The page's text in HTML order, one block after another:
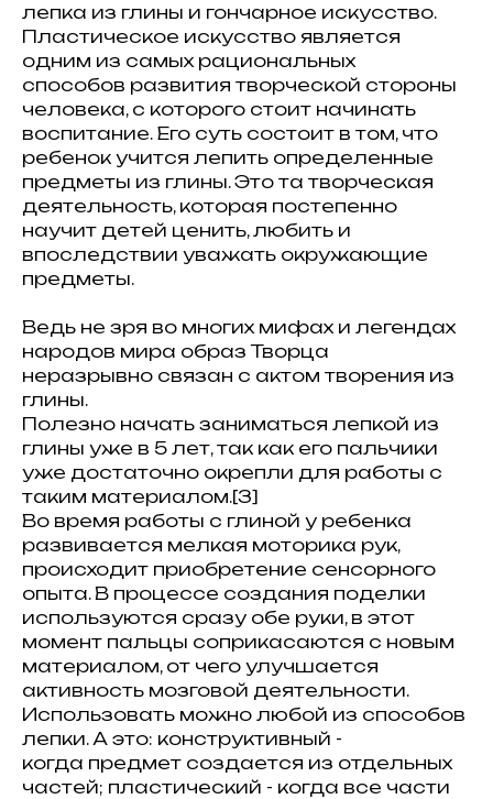
лепка из глины и гончарное искусство.
Пластическое искусство является
одним из самых рациональных
способов развития творческой стороны
человека, с которого стоит начинать
воспитание. Его суть состоит в том, что
ребенок учится лепить определенные
предметы из глины. Это та творческая
деятельность, которая постепенно
научит детей ценить, любить и
впоследствии уважать окружающие
предметы.
Ведь не зря во многих мифах и легендах
народов мира образ Творца
неразрывно связан с актом творения из
глины.
Полезно начать заниматься лепкой из
глины уже в 5 лет, так как его пальчики
уже достаточно окрепли для работы с
таким материалом.[3]
Во время работы с глиной у ребенка
развивается мелкая моторика рук,
происходит приобретение сенсорного
опыта. В процессе создания поделки
используются сразу обе руки, в этот
момент пальцы соприкасаются с новым
материалом, от чего улучшается
активность мозговой деятельности.
Использовать можно любой из способов
лепки. А это: конструктивный -
когда предмет создается из отдельных
частей; пластический - когда все части